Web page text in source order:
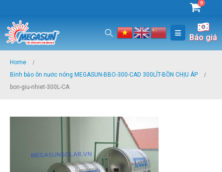
0
Báo giá
Home
Bình bảo ôn nước nóng MEGASUN-BBO-300-CAD 300LÍT-BỒN CHỊU ÁP
bon-giu-nhiet-300L-CA